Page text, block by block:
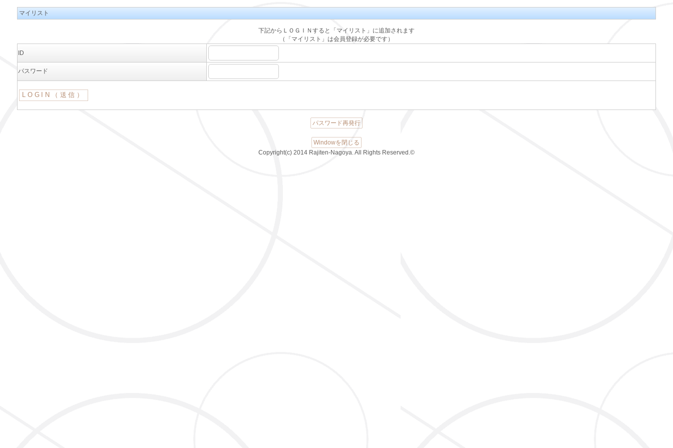
マイリスト
下記からＬＯＧＩＮすると「マイリスト」に追加されます
（「マイリスト」は会員登録が必要です）
ID
パスワード
パスワード再発行
Windowを閉じる
Copyright(c) 2014 Rajiten-Nagoya. All Rights Reserved.©